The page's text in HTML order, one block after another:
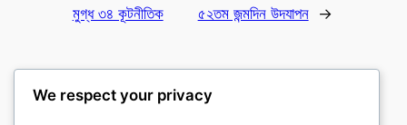
মুগ্ধ ৩৪ কূটনীতিক
৫২তম জন্মদিন উদযাপন
→
We respect your privacy